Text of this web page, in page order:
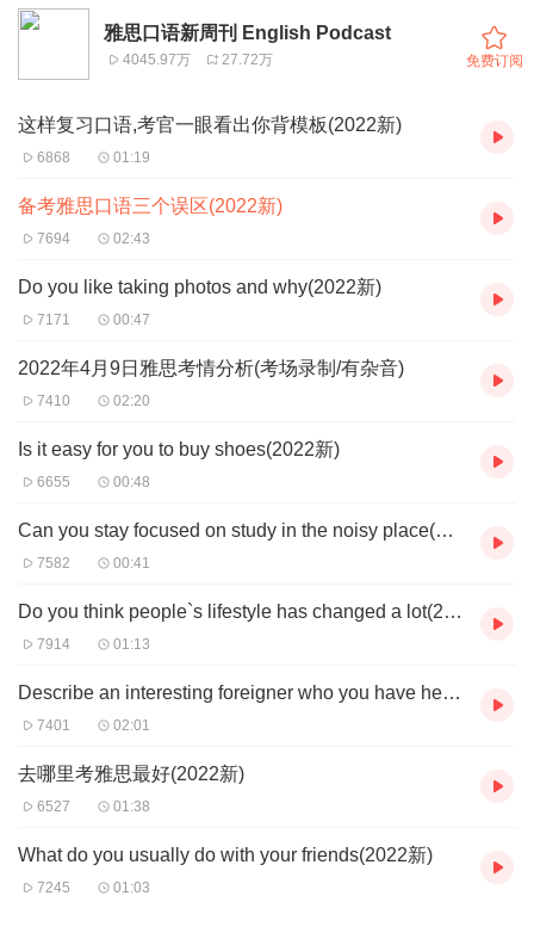
雅思口语新周刊 English Podcast
4045.97万 27.72万 免费订阅
这样复习口语,考官一眼看出你背模板(2022新)
6868 01:19
备考雅思口语三个误区(2022新)
7694 02:43
Do you like taking photos and why(2022新)
7171 00:47
2022年4月9日雅思考情分析(考场录制/有杂音)
7410 02:20
Is it easy for you to buy shoes(2022新)
6655 00:48
Can you stay focused on study in the noisy place(2022新)
7582 00:41
Do you think people`s lifestyle has changed a lot(2022新)
7914 01:13
Describe an interesting foreigner who you have heard or known(2022新)
7401 02:01
去哪里考雅思最好(2022新)
6527 01:38
What do you usually do with your friends(2022新)
7245 01:03